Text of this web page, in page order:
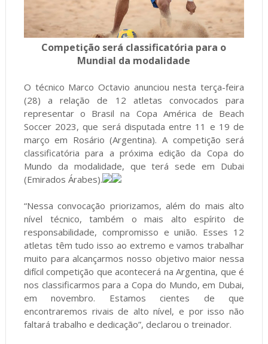
Competição será classificatória para o
Mundial da modalidade
O técnico Marco Octavio anunciou nesta terça-feira
(28) a relação de 12 atletas convocados para
representar o Brasil na Copa América de Beach
Soccer 2023, que será disputada entre 11 e 19 de
março em Rosário (Argentina). A competição será
classificatória para a próxima edição da Copa do
Mundo da modalidade, que terá sede em Dubai
(Emirados Árabes).
“Nessa convocação priorizamos, além do mais alto
nível técnico, também o mais alto espírito de
responsabilidade, compromisso e união. Esses 12
atletas têm tudo isso ao extremo e vamos trabalhar
muito para alcançarmos nosso objetivo maior nessa
difícil competição que acontecerá na Argentina, que é
nos classificarmos para a Copa do Mundo, em Dubai,
em novembro. Estamos cientes de que
encontraremos rivais de alto nível, e por isso não
faltará trabalho e dedicação”, declarou o treinador.